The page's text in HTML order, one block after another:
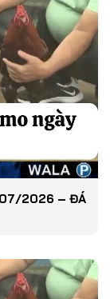
07/2026 – ĐÁ